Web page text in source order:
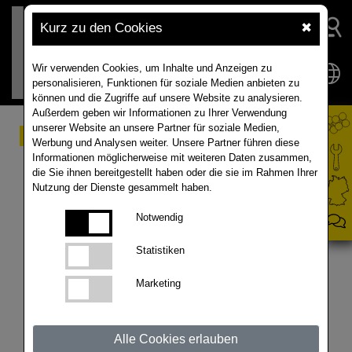
Kurz zu den Cookies ✖
Wir verwenden Cookies, um Inhalte und Anzeigen zu
personalisieren, Funktionen für soziale Medien anbieten zu
können und die Zugriffe auf unsere Website zu analysieren.
Außerdem geben wir Informationen zu Ihrer Verwendung
unserer Website an unsere Partner für soziale Medien,
Werbung und Analysen weiter. Unsere Partner führen diese
Informationen möglicherweise mit weiteren Daten zusammen,
die Sie ihnen bereitgestellt haben oder die sie im Rahmen Ihrer
Nutzung der Dienste gesammelt haben.
Notwendig
Statistiken
Marketing
Alle Cookies erlauben
Raps-Profi-Talk 2026:
Winterraps im Wandel -
Ertragssicherer Raps
trotz schwieriger
Bedingungen
Witterungsschwankungen – wie lässt sich
Winterraps unter diesen Bedingungen noch sicher